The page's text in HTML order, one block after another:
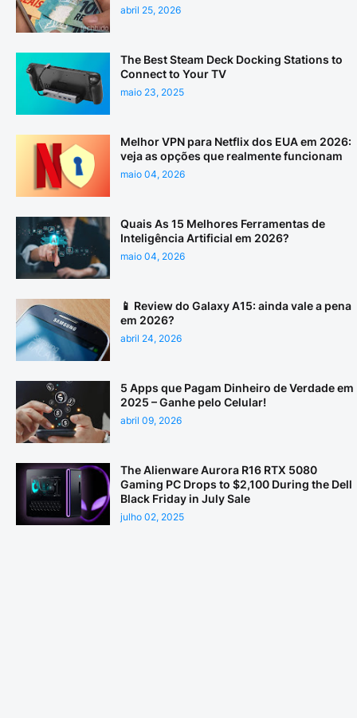
abril 25, 2026
The Best Steam Deck Docking Stations to
Connect to Your TV
maio 23, 2025
Melhor VPN para Netflix dos EUA em 2026:
veja as opções que realmente funcionam
maio 04, 2026
Quais As 15 Melhores Ferramentas de
Inteligência Artificial em 2026?
maio 04, 2026
📱 Review do Galaxy A15: ainda vale a pena
em 2026?
abril 24, 2026
5 Apps que Pagam Dinheiro de Verdade em
2025 – Ganhe pelo Celular!
abril 09, 2026
The Alienware Aurora R16 RTX 5080
Gaming PC Drops to $2,100 During the Dell
Black Friday in July Sale
julho 02, 2025